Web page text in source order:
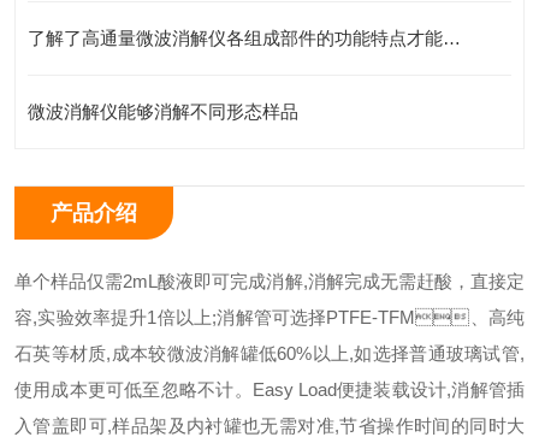
了解了高通量微波消解仪各组成部件的功能特点才能更好的使用它
微波消解仪能够消解不同形态样品
产品介绍
单个样品仅需2mL酸液即可完成消解,消解完成无需赶酸，直接定
容,实验效率提升1倍以上;消解管可选择PTFE-TFM、高纯
石英等材质,成本较微波消解罐低60%以上,如选择普通玻璃试管,
使用成本更可低至忽略不计。 Easy Load便捷装载设计,消解管插
入管盖即可,样品架及内衬罐也无需对准,节省操作时间的同时大